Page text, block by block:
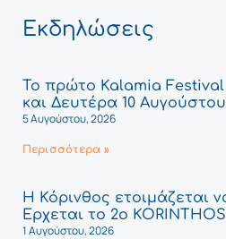
Εκδηλώσεις
Το πρώτο Kalamia Festival
και Δευτέρα 10 Αυγούστου
5 Αυγούστου, 2026
Περισσότερα »
Η Κόρινθος ετοιμάζεται
Έρχεται το 2ο
1 Αυγούστου, 2026